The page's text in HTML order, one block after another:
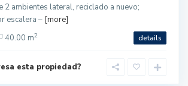
2 ambientes lateral, reciclado a nuevo;
escalera – [more]
40.00 m2 details
esta propiedad?